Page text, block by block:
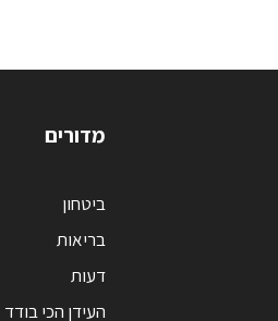
מדורים
ביטחון
בריאות
דעות
העידן הכי בודד